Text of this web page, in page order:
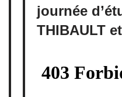
journée
THIBAULT